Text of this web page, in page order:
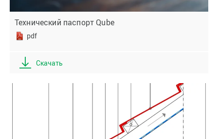
Технический паспорт Qube
pdf
Скачать